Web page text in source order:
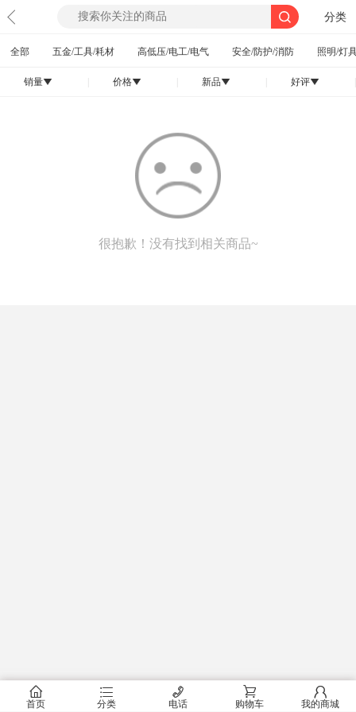
分类
全部 五金/工具/耗材 高低压/电工/电气 安全/防护/消防 照明/灯
销量󰄢 价格󰄢 新品󰄢 好评󰄢
很抱歉！没有找到相关商品~
󰂠
首页
󰂦
分类
󰄫
电话
󰂟
购物车
󰂢
我的商城